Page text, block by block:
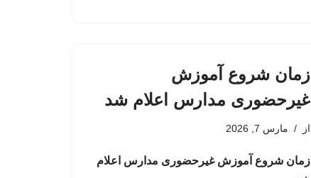
زمان شروع آموزش
غیرحضوری مدارس اعلام شد
از مارس 7, 2026
زمان شروع آموزش غیرحضوری مدارس اعلام